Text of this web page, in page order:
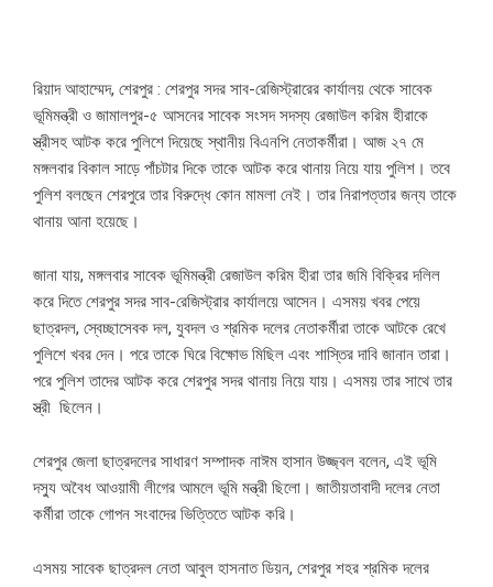
রিয়াদ আহাম্মেদ, শেরপুর : শেরপুর সদর সাব-রেজিস্ট্রারের কার্যালয় থেকে সাবেক
ভূমিমন্ত্রী ও জামালপুর-৫ আসনের সাবেক সংসদ সদস্য রেজাউল করিম হীরাকে
স্ত্রীসহ আটক করে পুলিশে দিয়েছে স্থানীয় বিএনপি নেতাকর্মীরা। আজ ২৭ মে
মঙ্গলবার বিকাল সাড়ে পাঁচটার দিকে তাকে আটক করে থানায় নিয়ে যায় পুলিশ। তবে
পুলিশ বলছেন শেরপুরে তার বিরুদ্ধে কোন মামলা নেই। তার নিরাপত্তার জন্য তাকে
থানায় আনা হয়েছে।
জানা যায়, মঙ্গলবার সাবেক ভূমিমন্ত্রী রেজাউল করিম হীরা তার জমি বিক্রির দলিল
করে দিতে শেরপুর সদর সাব-রেজিস্ট্রার কার্যালয়ে আসেন। এসময় খবর পেয়ে
ছাত্রদল, স্বেচ্ছাসেবক দল, যুবদল ও শ্রমিক দলের নেতাকর্মীরা তাকে আটকে রেখে
পুলিশে খবর দেন। পরে তাকে ঘিরে বিক্ষোভ মিছিল এবং শাস্তির দাবি জানান তারা।
পরে পুলিশ তাদের আটক করে শেরপুর সদর থানায় নিয়ে যায়। এসময় তার সাথে তার
স্ত্রী ছিলেন।
শেরপুর জেলা ছাত্রদলের সাধারণ সম্পাদক নাঈম হাসান উজ্জ্বল বলেন, এই ভূমি
দস্যু অবৈধ আওয়ামী লীগের আমলে ভূমি মন্ত্রী ছিলো। জাতীয়তাবাদী দলের নেতা
কর্মীরা তাকে গোপন সংবাদের ভিত্তিতে আটক করি।
এসময় সাবেক ছাত্রদল নেতা আবুল হাসনাত ডিয়ন, শেরপুর শহর শ্রমিক দলের